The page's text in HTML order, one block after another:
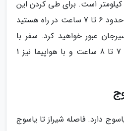
فاصله شیراز تا کرمان 570 کیلومتر است. برای طی کردن این
مسیر با خودروی شخصی حدود 6 تا 7 ساعت در راه هستید
عبور خواهید کرد. سفر با
اتوبوس از شیراز تا کرمان 7 تا 8 ساعت و با هواپیما نیز 1
دارد. فاصله شیراز تا یاسوج